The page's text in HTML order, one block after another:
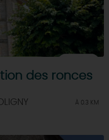
des ronces
À 0.3 KM